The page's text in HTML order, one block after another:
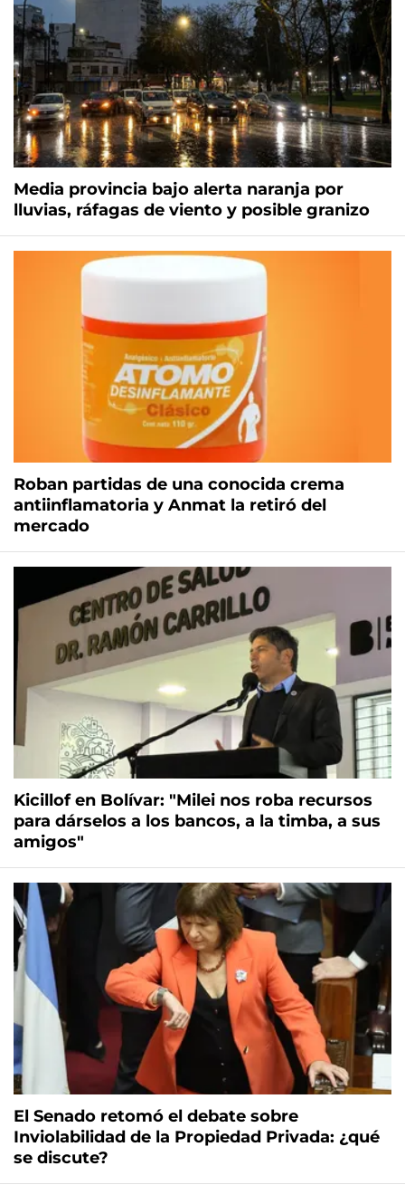
Media provincia bajo alerta naranja por
lluvias, ráfagas de viento y posible granizo
Roban partidas de una conocida crema
antiinflamatoria y Anmat la retiró del
mercado
Kicillof en Bolívar: "Milei nos roba recursos
para dárselos a los bancos, a la timba, a sus
amigos"
El Senado retomó el debate sobre
Inviolabilidad de la Propiedad Privada: ¿qué
se discute?